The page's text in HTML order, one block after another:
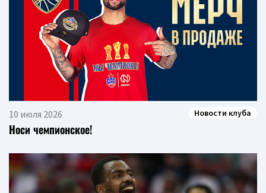
10 июля 2026 Новости клуба
Носи чемпионское!